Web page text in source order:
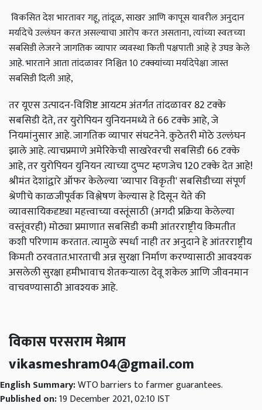
विकसित देश भारतावर गहू, तांदूळ, साखर आणि कापूस यावरील अनुदान
मर्यादेचे उल्लंघन करत असल्याचा आरोप करत असताना, त्यांच्या स्वतःच्या
सबसिडी लेजरने जागतिक व्यापार व्यवस्था किती पक्षपाती आहे हे उघड केले
आहे. भारताने आता तांदळावर निश्चित 10 टक्क्यांच्या मर्यादेपेक्षा जास्त
सबसिडी दिली आहे,
तर यूएस उत्पादन-विशिष्ट आयटम अंतर्गत तांदळावर 82 टक्के
सबसिडी देते, तर युरोपियन युनियनमध्ये ते 66 टक्के आहे, जे
नियमांनुसार आहे. जागतिक व्यापार संघटनेने. कुठेतरी मोठे उल्लंघन
झाले आहे. त्याचप्रमाणे अमेरिकेची साखरेवरची सबसिडी 66 टक्के
आहे, तर युरोपियन युनियन त्याच्या दुप्पट म्हणजेच 120 टक्के देत आहे!
श्रीमंत देशांद्वारे ऑफर केलेल्या 'व्यापार विकृती' सबसिडीच्या संपूर्ण
श्रेणीचे काळजीपूर्वक विश्लेषण केल्यास हे दिसून येते की
व्यावसायिकदृष्ट्या महत्त्वाच्या वस्तूंसाठी (अगदी प्रक्रिया केलेल्या
वस्तूंवरही) मोठ्या प्रमाणात सबसिडी कमी आंतरराष्ट्रीय किमतीत
कशी परिणाम करतात. त्यामुळे स्पर्धा नाही तर अनुदाने हे आंतरराष्ट्रीय
किमती ठरवतात.भारताची अन्न सुरक्षा निर्माण करण्यासाठी आवश्यक
असलेली सुरक्षा हमीभावाच शेतकऱ्याला देवू शकेल आणि जीवनमान
वाचवण्यासाठी आवश्यक आहे.
विकास परसराम मेश्राम
vikasmeshram04@gmail.com
English Summary:WTO barriers to farmer guarantees.
Published on:19 December 2021, 02:10 IST